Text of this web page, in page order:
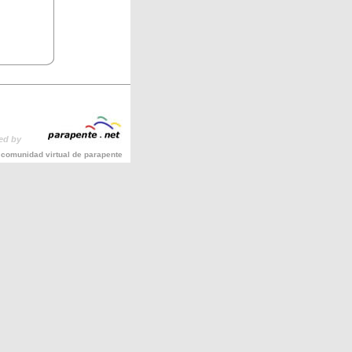
by
virtual de parapente